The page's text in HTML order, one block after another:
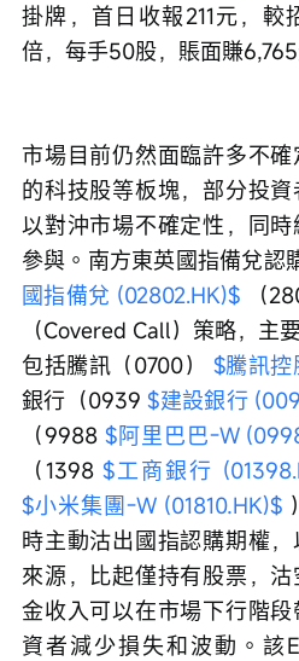
掛牌，首日收報211元，較
倍，每手50股，賬面賺6,765
市場目前仍然面臨許多不
的科技股等板塊，部分投
以對沖市場不確定性，同
參與。南方東英國指備兌認
國指備兌 (02802.HK)$ （
（Covered Call）策略，主
包括騰訊（0700） $騰訊控
銀行（0939 $建設銀行
（9988 $阿里巴巴-W
（1398 $工商銀行
$小米集團-W (01810.HK)$
時主動沽出國指認購期權
來源，比起僅持有股票，
金收入可以在市場下行階
資者減少損失和波動。該